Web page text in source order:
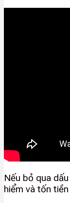
Nếu bỏ qua
hiểm và tốn